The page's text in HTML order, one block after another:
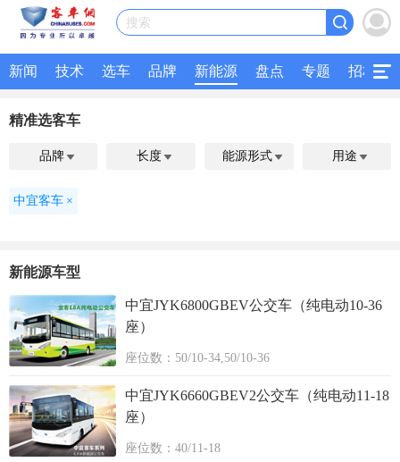
搜索
新闻 技术 选车 品牌 新能源 盘点 专题 招标
精准选客车
品牌 长度 能源形式 用途 
中宜客车 ×
新能源车型
中宜JYK6800GBEV公交车（纯电动10-36
座）
座位数：50/10-34,50/10-36
中宜JYK6660GBEV2公交车（纯电动11-18
座）
座位数：40/11-18